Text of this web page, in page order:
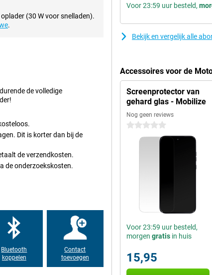
naar al je content. Het
heldere kleuren en diepe
in fel zonlicht alles goed. Met
stevig. Dankzij IP69-
Je gebruikt hem dus zonder
de MIL-STD-810H-certificering.
tegen extreme
een stootje.
en 8GB RAM zorgen
RAM Boost voelt je toestel nog
zonder haperingen. Met
Hiermee gebruik je je
energie om verder te gaan.
(30 W voor snelladen).
.
de volledige
Dit is korter dan bij de
de verzendkosten.
de onderzoekskosten.
Bluetooth
koppelen
Contact
toevoegen
Voor 23:59 uur besteld,
Bekijk en vergelijk alle
Accessoires voor de
Screenprotector van
gehard glas - Mobilize
Nog geen reviews
0 sterren
Voor 23:59 uur besteld,
morgen gratis in huis
15,95